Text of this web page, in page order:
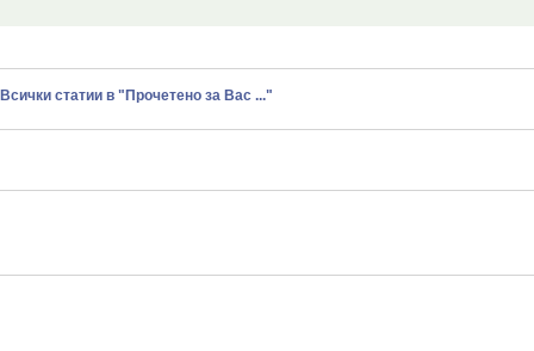
Всички статии в "Прочетено за Вас ..."